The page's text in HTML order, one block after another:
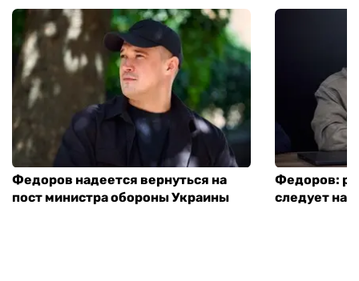
Федоров надеется вернуться на
пост министра обороны Украины
Федоров:
следует